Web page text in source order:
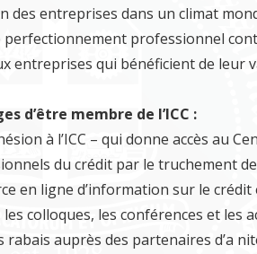
entreprises dans un climat
professionnel
entreprises qui bénéficient de leur
d’être membre de l’ICC :
à l’ICC – qui donne accès au
du crédit par le truchement
en ligne d’information sur le
colloques, les conférences et les
rabais auprès des partenaires d’a